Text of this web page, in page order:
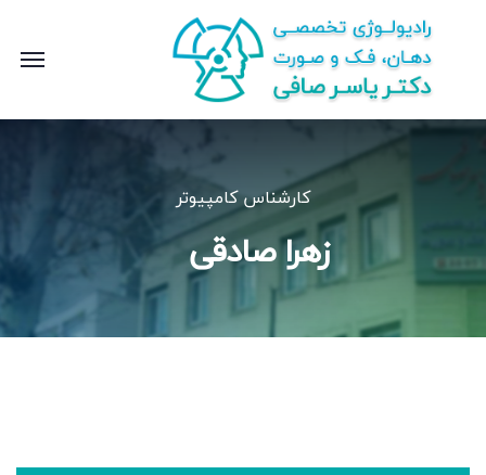
کارشناس کامپیوتر
زهرا صادقی